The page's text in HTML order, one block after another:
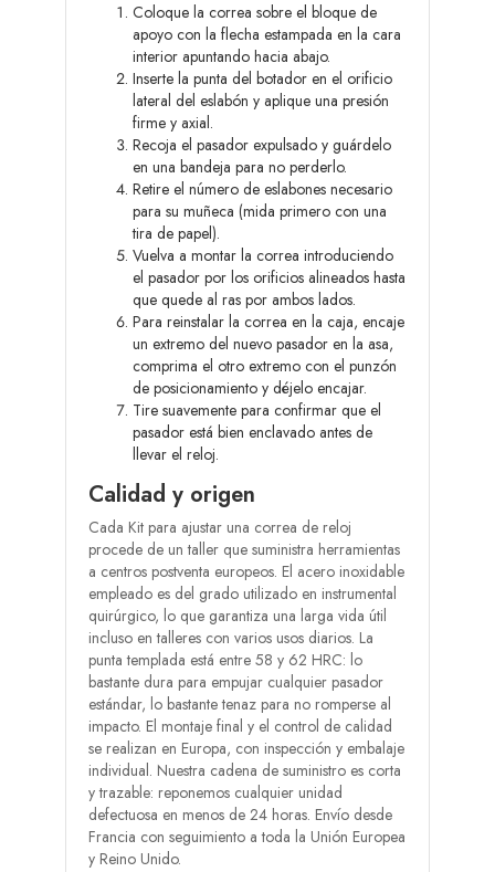
Coloque la correa sobre el bloque de
apoyo con la flecha estampada en la cara
interior apuntando hacia abajo.
Inserte la punta del botador en el orificio
lateral del eslabón y aplique una presión
firme y axial.
Recoja el pasador expulsado y guárdelo
en una bandeja para no perderlo.
Retire el número de eslabones necesario
para su muñeca (mida primero con una
tira de papel).
Vuelva a montar la correa introduciendo
el pasador por los orificios alineados hasta
que quede al ras por ambos lados.
Para reinstalar la correa en la caja, encaje
un extremo del nuevo pasador en la asa,
comprima el otro extremo con el punzón
de posicionamiento y déjelo encajar.
Tire suavemente para confirmar que el
pasador está bien enclavado antes de
llevar el reloj.
Calidad y origen
Cada Kit para ajustar una correa de reloj
procede de un taller que suministra herramientas
a centros postventa europeos. El acero inoxidable
empleado es del grado utilizado en instrumental
quirúrgico, lo que garantiza una larga vida útil
incluso en talleres con varios usos diarios. La
punta templada está entre 58 y 62 HRC: lo
bastante dura para empujar cualquier pasador
estándar, lo bastante tenaz para no romperse al
impacto. El montaje final y el control de calidad
se realizan en Europa, con inspección y embalaje
individual. Nuestra cadena de suministro es corta
y trazable: reponemos cualquier unidad
defectuosa en menos de 24 horas. Envío desde
Francia con seguimiento a toda la Unión Europea
y Reino Unido.